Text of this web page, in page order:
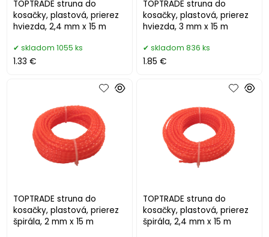
TOPTRADE struna do
kosačky, plastová, prierez
hviezda, 2,4 mm x 15 m
skladom 1055 ks
1.33 €
TOPTRADE struna do
kosačky, plastová, prierez
hviezda, 3 mm x 15 m
skladom 836 ks
1.85 €
TOPTRADE struna do
kosačky, plastová, prierez
špirála, 2 mm x 15 m
TOPTRADE struna do
kosačky, plastová, prierez
špirála, 2,4 mm x 15 m